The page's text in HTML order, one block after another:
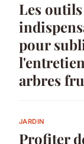
Les outils
pour
arbres
JARDIN
Profiter